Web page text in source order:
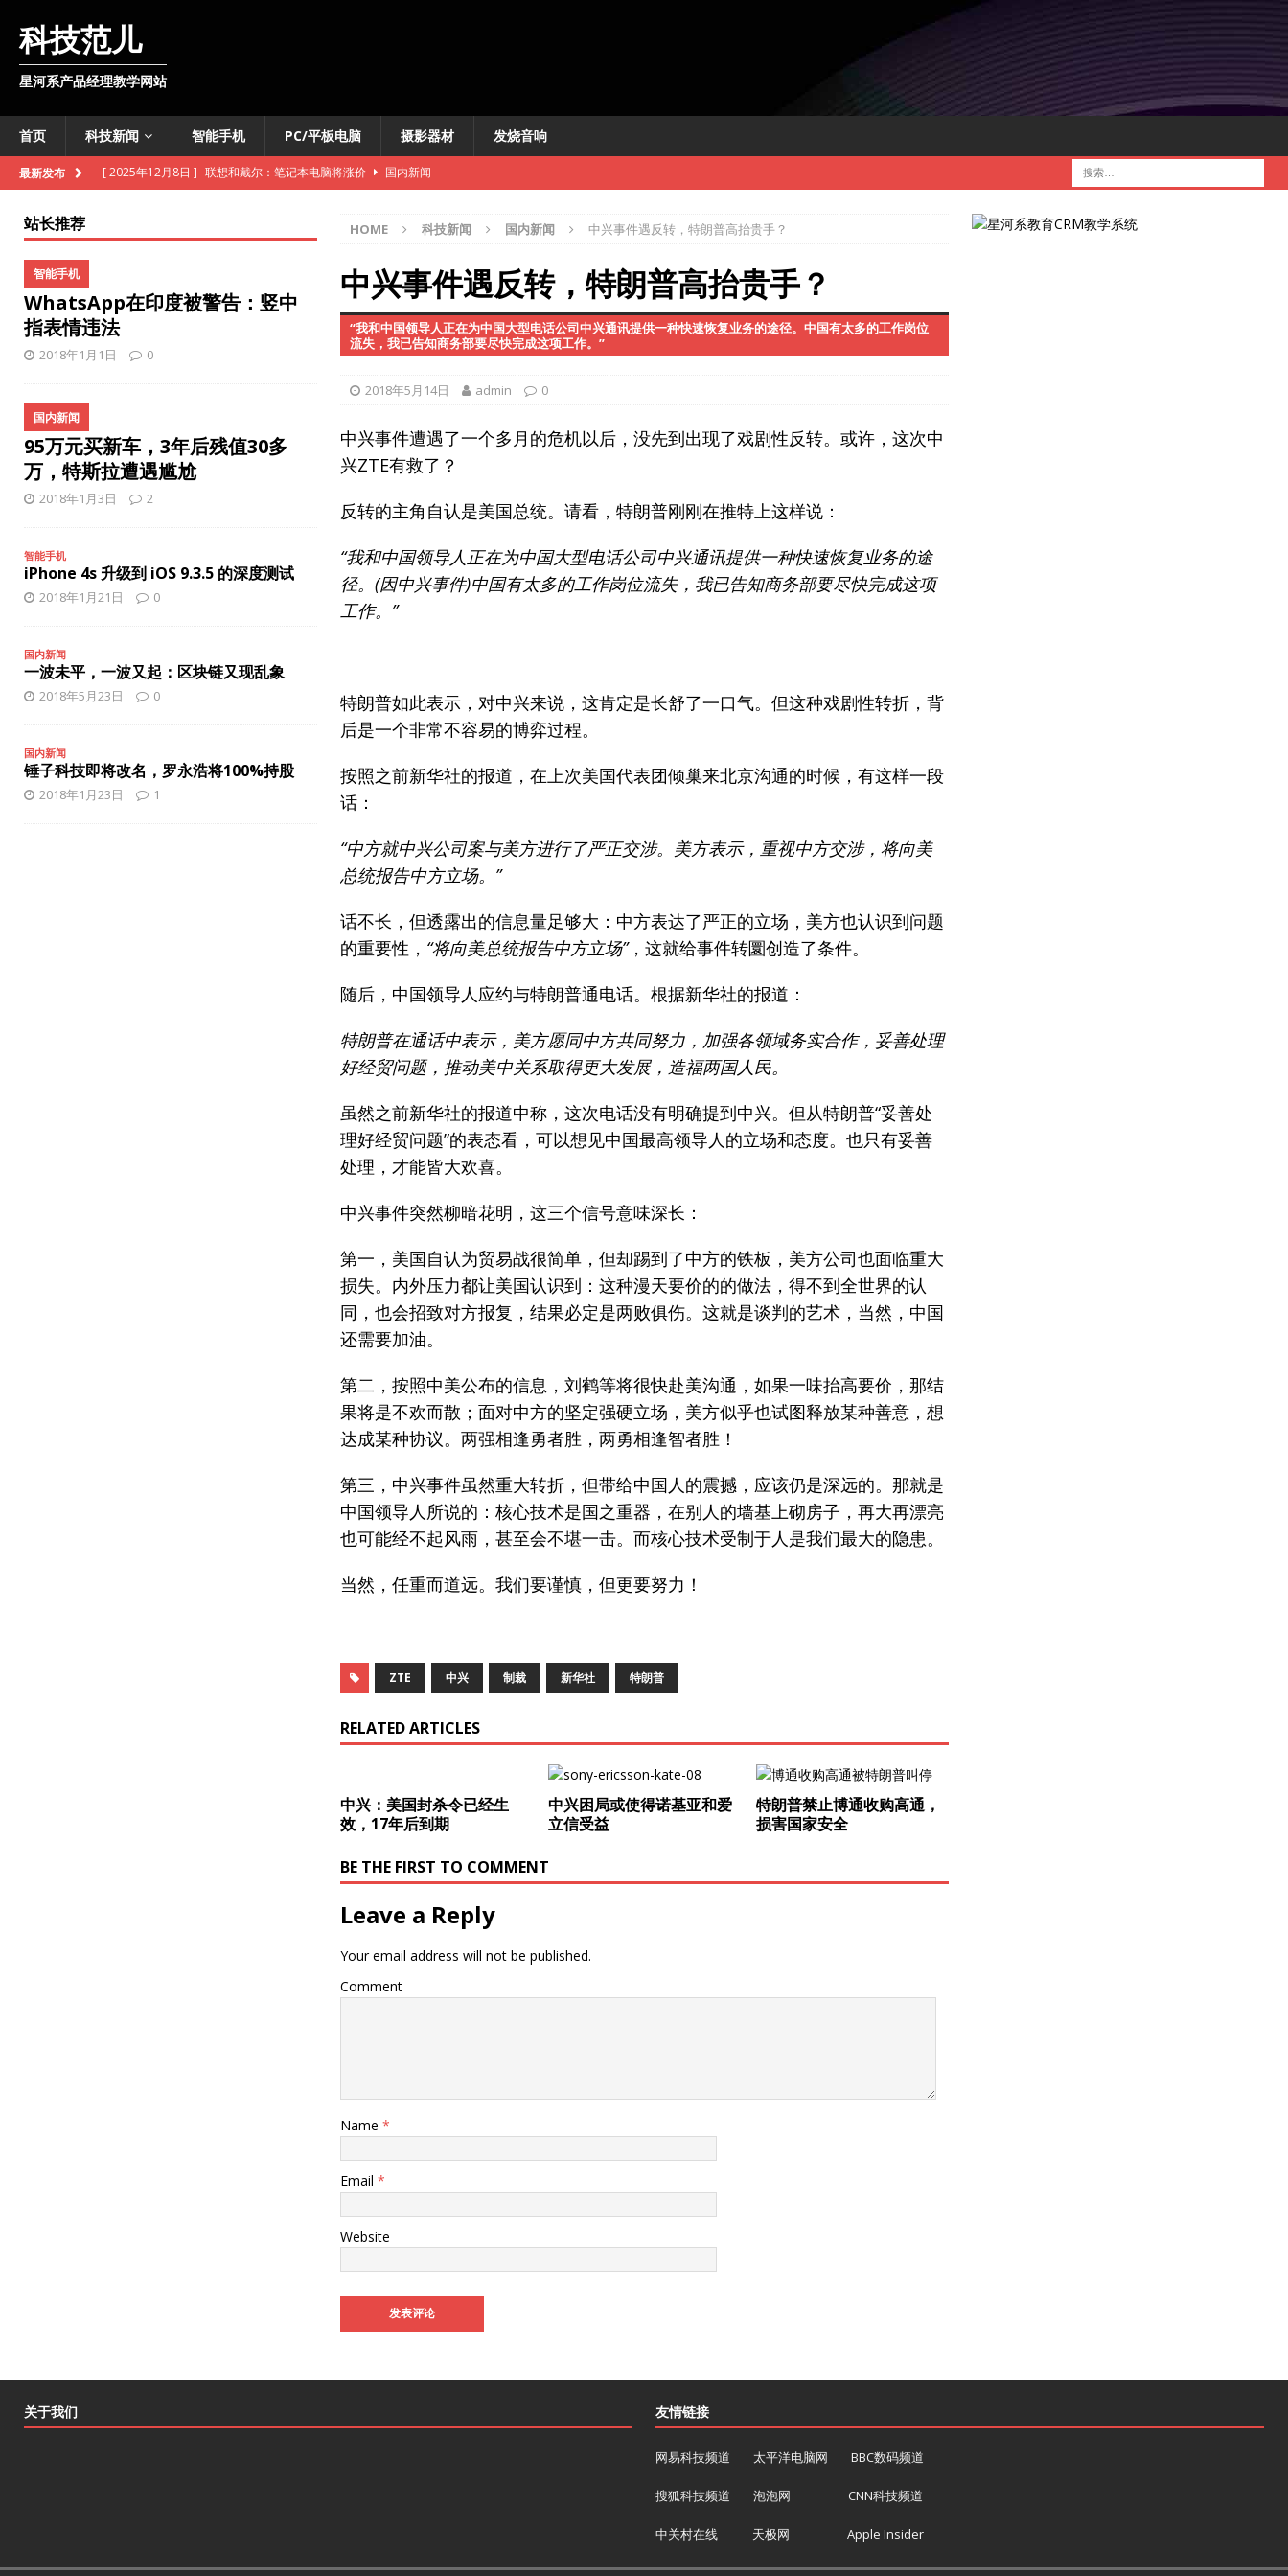
科技范儿
星河系产品经理教学网站
首页 科技新闻 智能手机 PC/平板电脑 摄影器材 发烧音响
最新发布 [ 2025年12月8日 ] 联想和戴尔：笔记本电脑将涨价
国内新闻
[ 2025年11月11日 ] 维基百科准备向数据爬虫收费
外媒快讯
国内新闻
[ 2025年10月28日 ] iPhone即将推出数字版护照
智能手机
[ 2025年10月27日 ]
TCL推出智慧酒店电视机解决方案
国内新闻
雪佛兰新款Bolt售价低于3万美元
外媒快讯
[ 2025年10月27日 ]
苹果或将推出3款新iPhone手机
智能手机
[ 2025年12月8日 ]
iPhone 17 Pro缺少夜间人像模式？ 智能手机
HOME 科技新闻 国内新闻 中兴事件遇反转，特朗普高抬贵手？
中兴事件遇反转，特朗普高抬贵手？
“我和中国领导人正在为中国大型电话公司中兴通讯提供一种快速恢复业务的途径。中国有太多的工作岗位
流失，我已告知商务部要尽快完成这项工作。”
2018年5月14日 admin 0
中兴事件遭遇了一个多月的危机以后，没先到出现了戏剧性反转。或许，这次中
兴ZTE有救了？
反转的主角自认是美国总统。请看，特朗普刚刚在推特上这样说：
“我和中国领导人正在为中国大型电话公司中兴通讯提供一种快速恢复业务的途
径。(因中兴事件)中国有太多的工作岗位流失，我已告知商务部要尽快完成这项
工作。”
特朗普如此表示，对中兴来说，这肯定是长舒了一口气。但这种戏剧性转折，背
后是一个非常不容易的博弈过程。
按照之前新华社的报道，在上次美国代表团倾巢来北京沟通的时候，有这样一段
话：
“中方就中兴公司案与美方进行了严正交涉。美方表示，重视中方交涉，将向美
总统报告中方立场。”
话不长，但透露出的信息量足够大：中方表达了严正的立场，美方也认识到问题
的重要性， “将向美总统报告中方立场”，这就给事件转圜创造了条件。
随后，中国领导人应约与特朗普通电话。根据新华社的报道：
特朗普在通话中表示，美方愿同中方共同努力，加强各领域务实合作，妥善处理
好经贸问题，推动美中关系取得更大发展，造福两国人民。
虽然之前新华社的报道中称，这次电话没有明确提到中兴。但从特朗普“妥善处
理好经贸问题”的表态看，可以想见中国最高领导人的立场和态度。也只有妥善
处理，才能皆大欢喜。
中兴事件突然柳暗花明，这三个信号意味深长：
第一，美国自认为贸易战很简单，但却踢到了中方的铁板，美方公司也面临重大
损失。内外压力都让美国认识到：这种漫天要价的的做法，得不到全世界的认
同，也会招致对方报复，结果必定是两败俱伤。这就是谈判的艺术，当然，中国
还需要加油。
第二，按照中美公布的信息，刘鹤等将很快赴美沟通，如果一味抬高要价，那结
果将是不欢而散；面对中方的坚定强硬立场，美方似乎也试图释放某种善意，想
达成某种协议。两强相逢勇者胜，两勇相逢智者胜！
第三，中兴事件虽然重大转折，但带给中国人的震撼，应该仍是深远的。那就是
中国领导人所说的：核心技术是国之重器，在别人的墙基上砌房子，再大再漂亮
也可能经不起风雨，甚至会不堪一击。而核心技术受制于人是我们最大的隐患。
当然，任重而道远。我们要谨慎，但更要努力！
ZTE 中兴 制裁 新华社 特朗普
RELATED ARTICLES
中兴：美国封杀令已经生
效，17年后到期
中兴困局或使得诺基亚和爱
立信受益
特朗普禁止博通收购高通，
损害国家安全
BE THE FIRST TO COMMENT
Leave a Reply
Your email address will not be published.
Comment
Name *
Email *
Website
站长推荐
WhatsApp在印度被警告：竖中
指表情违法
智能手机
2018年1月1日 0
95万元买新车，3年后残值30多
万，特斯拉遭遇尴尬
国内新闻
2018年1月3日 2
智能手机
iPhone 4s 升级到 iOS 9.3.5 的深度测试
2018年1月21日 0
国内新闻
一波未平，一波又起：区块链又现乱象
2018年5月23日 0
国内新闻
锤子科技即将改名，罗永浩将100%持股
2018年1月23日 1
关于我们 友情链接
网易科技频道 太平洋电脑网 BBC数码频道
搜狐科技频道 泡泡网 CNN科技频道
中关村在线 天极网 Apple Insider